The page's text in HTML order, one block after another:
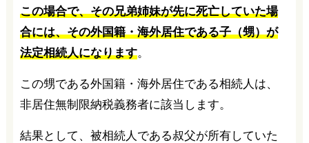
この場合で、その兄弟姉妹が先に死亡していた場
合には、その外国籍・海外居住である子（甥）が
法定相続人になります。
この甥である外国籍・海外居住である相続人は、
非居住無制限納税義務者に該当します。
結果として、被相続人である叔父が所有していた